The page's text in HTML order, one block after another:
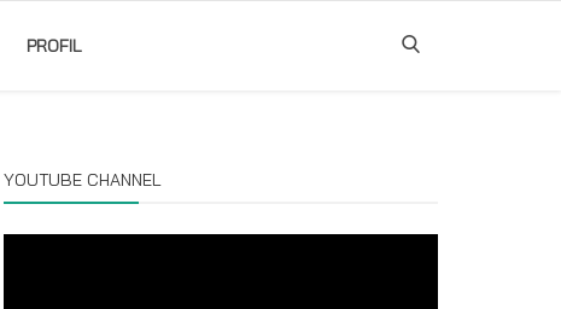
PROFIL
YOUTUBE CHANNEL